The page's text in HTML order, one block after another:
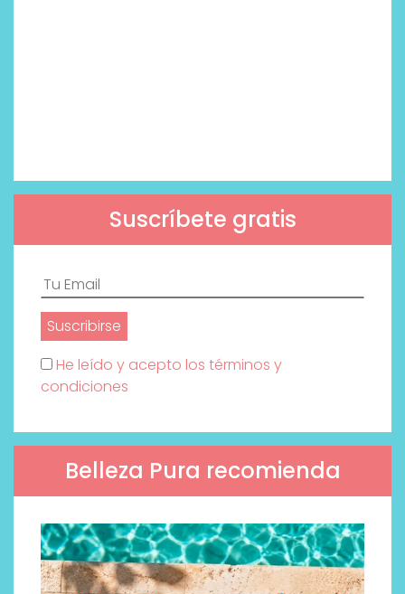
Suscríbete gratis
He leído y acepto los términos y
condiciones
Belleza Pura recomienda